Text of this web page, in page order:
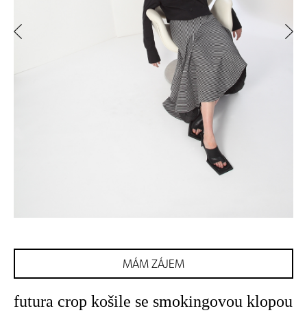
Previous
MÁM ZÁJEM
futura crop košile se smokingovou klopou